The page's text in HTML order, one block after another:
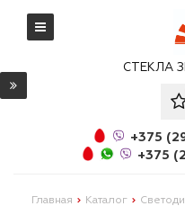
СТЕКЛА
+375
+375
Главная Каталог